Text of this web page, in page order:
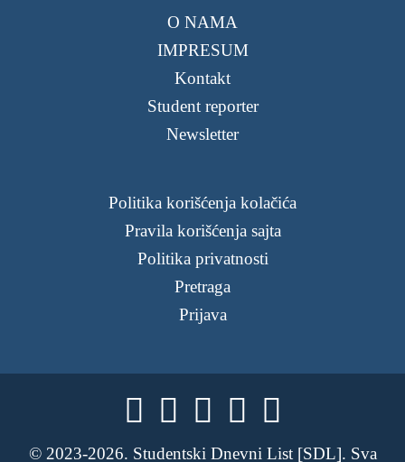
O NAMA
IMPRESUM
Kontakt
Student reporter
Newsletter
Politika korišćenja kolačića
Pravila korišćenja sajta
Politika privatnosti
Pretraga
Prijava
    
© 2023-2026. Studentski Dnevni List [SDL]. Sva